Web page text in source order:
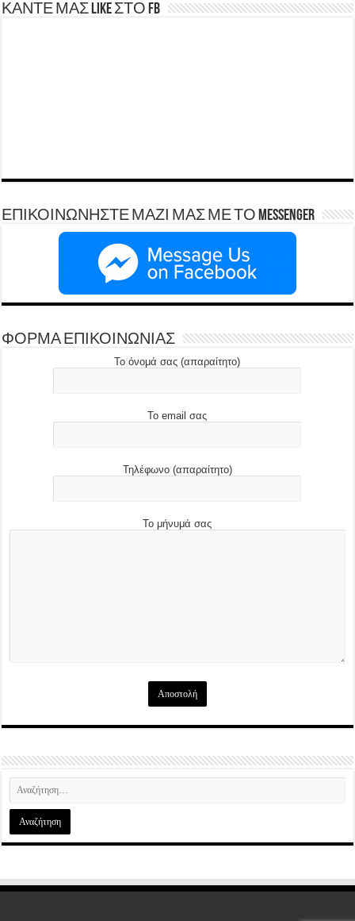
ΚΑΝΤΕ ΜΑΣ LIKE ΣΤΟ FB
ΕΠΙΚΟΙΝΩΝΗΣΤΕ ΜΑΖΙ ΜΑΣ ΜΕ ΤΟ Messenger
ΦΟΡΜΑ ΕΠΙΚΟΙΝΩΝΙΑΣ
Το όνομά σας (απαραίτητο)
Το email σας
Τηλέφωνο (απαραίτητο)
Το μήνυμά σας